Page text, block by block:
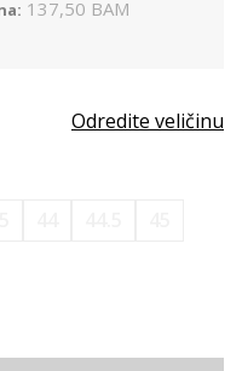
137,50 BAM
Odredite veličinu